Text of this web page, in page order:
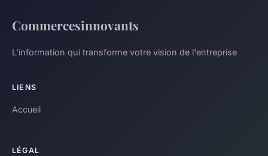
Commercesinnovants
L'information qui transforme votre vision de l'entreprise
LIENS
Accueil
LÉGAL